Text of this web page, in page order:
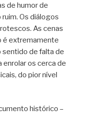
de humor de
Os diálogos
As cenas
é extremamente
sentido de falta de
enrolar os cerca de
do pior nível
histórico –